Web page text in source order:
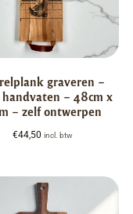
graveren –
– 48cm x
– zelf ontwerpen
€44,50 incl. btw